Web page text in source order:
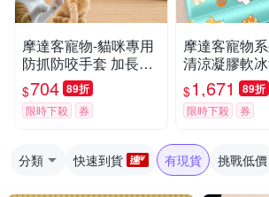
摩達客寵物-貓咪專用
防抓防咬手套 加長護
臂 耐磨耐咬 日常撸貓
護理防護
$704 89折
限時下殺 券
摩達客寵物
清涼凝膠軟
值二入組__
日毛孩解暑首
品 人也可使用
$1,671 89折
限時下殺 券
分類 快速到貨 有現貨 挑戰低價